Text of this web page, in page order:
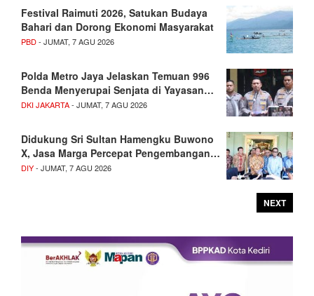
Festival Raimuti 2026, Satukan Budaya
Bahari dan Dorong Ekonomi Masyarakat
PBD- JUMAT, 7 AGU 2026
Polda Metro Jaya Jelaskan Temuan 996
Benda Menyerupai Senjata di Yayasan…
DKI JAKARTA- JUMAT, 7 AGU 2026
Didukung Sri Sultan Hamengku Buwono
X, Jasa Marga Percepat Pengembangan…
DIY- JUMAT, 7 AGU 2026
NEXT